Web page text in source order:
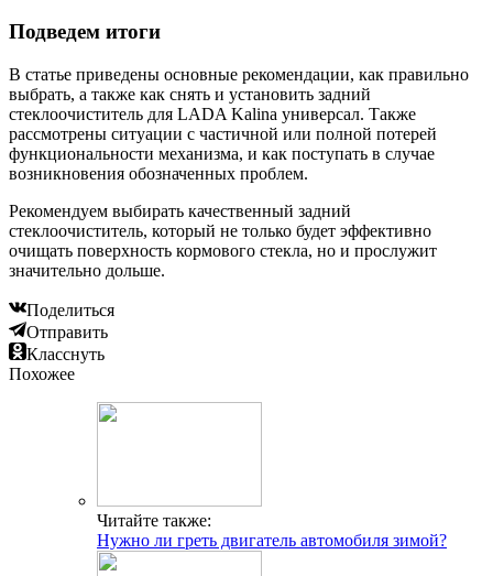
Подведем итоги
В статье приведены основные рекомендации, как правильно
выбрать, а также как снять и установить задний
стеклоочиститель для LADA Kalina универсал. Также
рассмотрены ситуации с частичной или полной потерей
функциональности механизма, и как поступать в случае
возникновения обозначенных проблем.
Рекомендуем выбирать качественный задний
стеклоочиститель, который не только будет эффективно
очищать поверхность кормового стекла, но и прослужит
значительно дольше.
Поделиться
Отправить
Класснуть
Похожее
Читайте также:
Нужно ли греть двигатель автомобиля зимой?